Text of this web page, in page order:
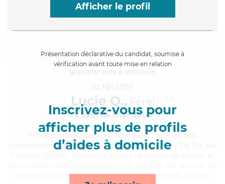
Afficher le profil
Présentation déclarative du candidat, soumise à
vérification avant toute mise en relation
Inscrivez-vous pour
afficher plus de profils
d’aides à domicile
ALTRUISTE
Lucie Q., Férel
à 5km de chez Vous
, infatiguable et appliquée, Lucie a 6 ans
d'expérience et possède un diplôme d'Assistante De Vie aux
ménage, compagnie/loisirs, lessive/repassage et rappels*